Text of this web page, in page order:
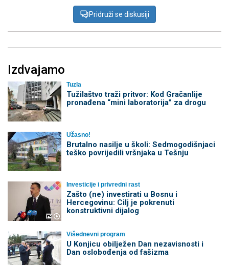
Pridruži se diskusiji
Izdvajamo
Tuzla
Tužilaštvo traži pritvor: Kod Gračanlije
pronađena “mini laboratorija” za drogu
Užasno!
Brutalno nasilje u školi: Sedmogodišnjaci
teško povrijedili vršnjaka u Tešnju
Investicije i privredni rast
Zašto (ne) investirati u Bosnu i
Hercegovinu: Cilj je pokrenuti
konstruktivni dijalog
Višednevni program
U Konjicu obilježen Dan nezavisnosti i
Dan oslobođenja od fašizma